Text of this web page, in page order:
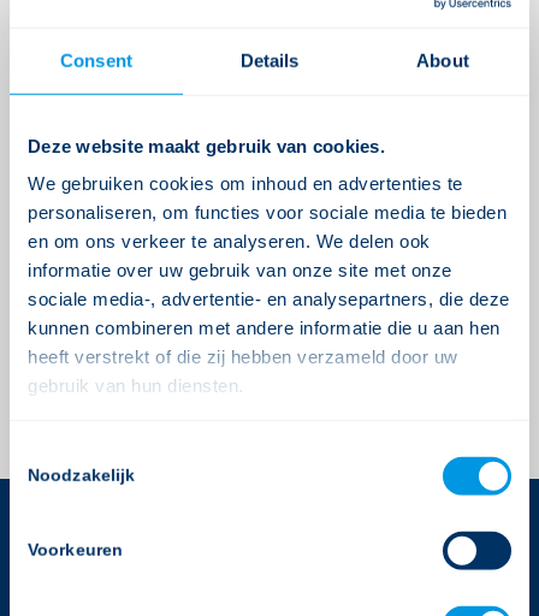
Consent Details About
Deze website maakt gebruik van cookies.
We gebruiken cookies om inhoud en advertenties te
personaliseren, om functies voor sociale media te bieden
en om ons verkeer te analyseren. We delen ook
informatie over uw gebruik van onze site met onze
sociale media-, advertentie- en analysepartners, die deze
kunnen combineren met andere informatie die u aan hen
heeft verstrekt of die zij hebben verzameld door uw
gebruik van hun diensten.
Selection
Noodzakelijk
Voorkeuren
Wij vonden het erg leuk om deze workshops te
organiseren en de reacties zijn ook zo enthousiast
contact in combinatie met verdieping op de
inhoud werden als zeer positief ervaren.
Gebruikers van Ysis verwijzen wij naar onze
agenda(afgeschermd). Op aanvraag organiseert
Gerimedica ook incompany workshops op een
specifiek deelgebied. Heeft u ideeën hiervoor dan
horen wij dit natuurlijk graag.